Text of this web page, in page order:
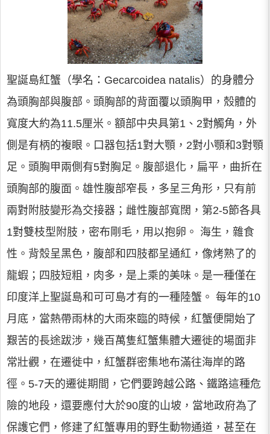
聖誕島紅蟹（學名：Gecarcoidea natalis）的身體分
為頭胸部與腹部。頭胸部的背面覆以頭胸甲，殼體的
寬度大約為11.5厘米。額部中央具第1、2對觸角，外
側是有柄的複眼。口器包括1對大顎，2對小顎和3對顎
足。頭胸甲兩側有5對胸足。腹部退化，扁平，曲折在
頭胸部的腹面。雄性腹部窄長，多呈三角形，只有前
兩對附肢變形為交接器；雌性腹部寬闊，第2-5節各具
1對雙枝型附肢，密布剛毛，用以抱卵。 海生，雜食
性。背殼呈黑色，腹部和四肢都呈通紅，像烤熟了的
龍蝦；四肢短粗，肉多，是上乘的美味。是一種僅在
印度洋上聖誕島和可可島才有的一種陸蟹。 每年的10
月底，當熱帶雨林的大雨來臨的時候，紅蟹便開始了
艱苦的長途跋涉，幾百萬隻紅蟹集體大遷徙的場面非
常壯觀，在遷徙中，紅蟹群密集地布滿往海岸的路
徑。5-7天的遷徙期間，它們要跨越公路、鐵路這種危
險的地段，還要應付大於90度的山坡，當地政府為了
保護它們，修建了紅蟹專用的野生動物通道，甚至在